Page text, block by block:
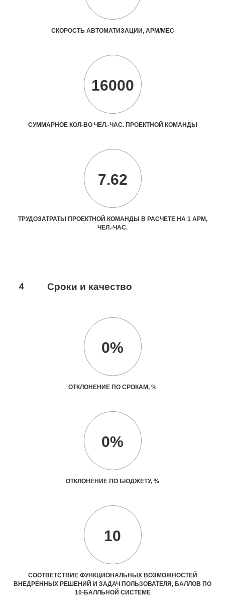
СКОРОСТЬ АВТОМАТИЗАЦИИ, АРМ/МЕС
16000
СУММАРНОЕ КОЛ-ВО ЧЕЛ.-ЧАС. ПРОЕКТНОЙ КОМАНДЫ
7.62
ТРУДОЗАТРАТЫ ПРОЕКТНОЙ КОМАНДЫ В РАСЧЕТЕ НА 1 АРМ,
ЧЕЛ.-ЧАС.
4 Сроки и качество
0%
ОТКЛОНЕНИЕ ПО СРОКАМ, %
0%
ОТКЛОНЕНИЕ ПО БЮДЖЕТУ, %
10
СООТВЕТСТВИЕ ФУНКЦИОНАЛЬНЫХ ВОЗМОЖНОСТЕЙ
ВНЕДРЕННЫХ РЕШЕНИЙ И ЗАДАЧ ПОЛЬЗОВАТЕЛЯ, БАЛЛОВ ПО
10-БАЛЛЬНОЙ СИСТЕМЕ